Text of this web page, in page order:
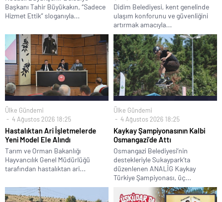
Başkanı Tahir Büyükakın, “Sadece
Hizmet Ettik” sloganıyla...
Didim Belediyesi, kent genelinde
ulaşım konforunu ve güvenliğini
artırmak amacıyla...
Ülke Gündemi
4 Ağustos 2026 18:25
Hastalıktan Ari İşletmelerde
Yeni Model Ele Alındı
Tarım ve Orman Bakanlığı
Hayvancılık Genel Müdürlüğü
tarafından hastalıktan ari...
Ülke Gündemi
4 Ağustos 2026 18:25
Kaykay Şampiyonasının Kalbi
Osmangazi’de Attı
Osmangazi Belediyesi’nin
destekleriyle Sukaypark’ta
düzenlenen ANALİG Kaykay
Türkiye Şampiyonası, üç...